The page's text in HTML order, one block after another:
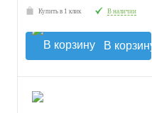
Купить в 1 клик В наличии
В корзину